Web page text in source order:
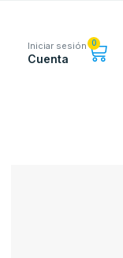
Iniciar sesión
Cuenta
0